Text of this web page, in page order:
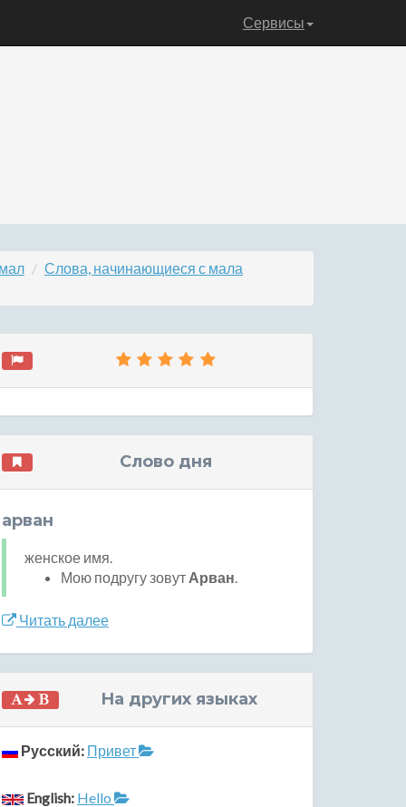
Сервисы
Слова, начинающиеся с мала
Слово дня
арван
женское имя.
Мою подругу зовут Арван.
Читать далее
На других языках
Русский: Привет
English: Hello